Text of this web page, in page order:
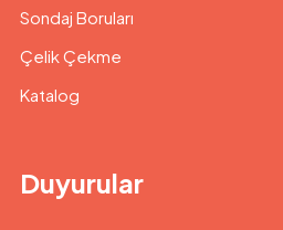
Sondaj Boruları
Çelik Çekme
Katalog
Duyurular